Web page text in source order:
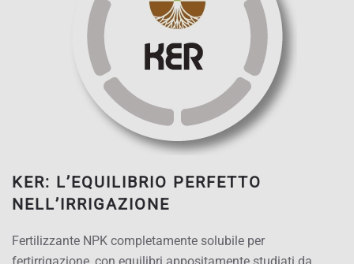
KER: L’EQUILIBRIO PERFETTO
NELL’IRRIGAZIONE
Fertilizzante NPK completamente solubile per
fertirrigazione, con equilibri appositamente studiati da